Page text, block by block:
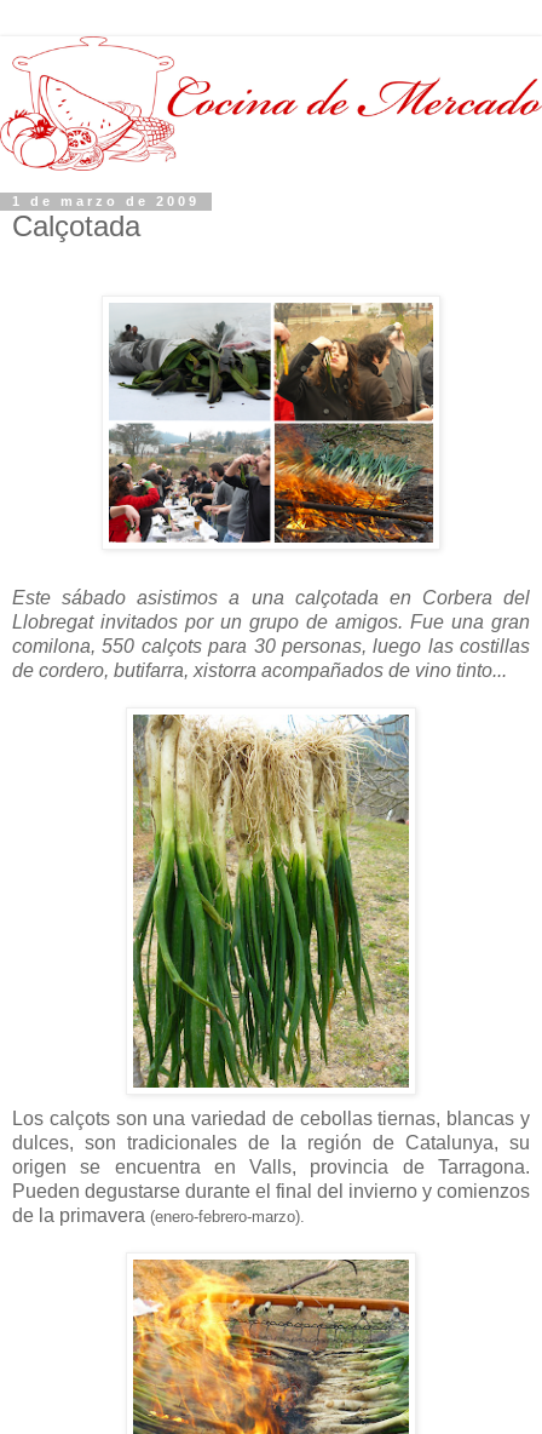
1 de marzo de 2009
Calçotada
Este sábado asistimos a una calçotada en Corbera del
Llobregat invitados por un grupo de amigos. Fue una gran
comilona, 550 calçots para 30 personas, luego las costillas
de cordero, butifarra, xistorra acompañados de vino tinto...
Los calçots son una variedad de cebollas tiernas, blancas y
dulces, son tradicionales de la región de Catalunya, su
origen se encuentra en Valls, provincia de Tarragona.
Pueden degustarse durante el final del invierno y comienzos
de la primavera (enero-febrero-marzo).